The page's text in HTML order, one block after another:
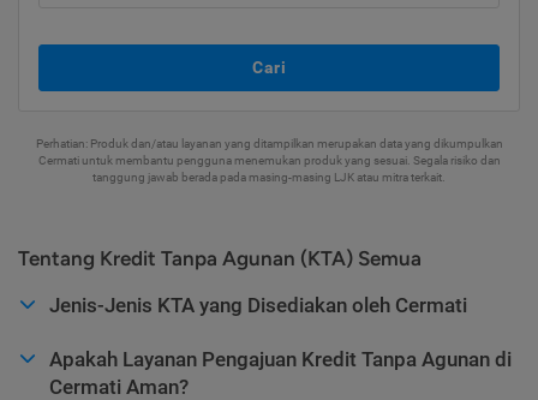
Cari
Perhatian: Produk dan/atau layanan yang ditampilkan merupakan data yang dikumpulkan
Cermati untuk membantu pengguna menemukan produk yang sesuai. Segala risiko dan
tanggung jawab berada pada masing-masing LJK atau mitra terkait.
Tentang Kredit Tanpa Agunan (KTA) Semua
Jenis-Jenis KTA yang Disediakan oleh Cermati
Apakah Layanan Pengajuan Kredit Tanpa Agunan di
Cermati Aman?